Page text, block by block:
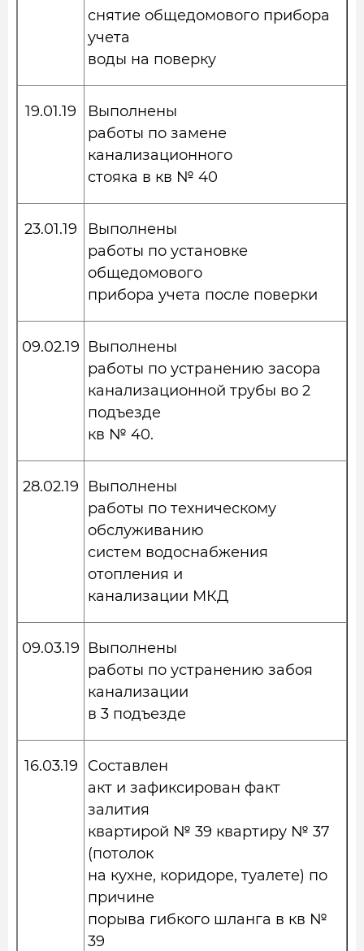
снятие общедомового прибора
учета
воды на поверку
19.01.19
Выполнены
работы по замене
канализационного
стояка в кв № 40
23.01.19
Выполнены
работы по установке
общедомового
прибора учета после поверки
09.02.19 Выполнены
работы по устранению засора
канализационной трубы во 2
подъезде
кв № 40.
28.02.19
Выполнены
работы по техническому
обслуживанию
систем водоснабжения
отопления и
канализации МКД
09.03.19 Выполнены
работы по устранению забоя
канализации
в 3 подъезде
16.03.19
Составлен
акт и зафиксирован факт
залития
квартирой № 39 квартиру № 37
(потолок
на кухне, коридоре, туалете) по
причине
порыва гибкого шланга в кв №
39